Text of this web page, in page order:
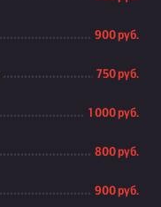
900 руб.
750 руб.
1 000 руб.
800 руб.
900 руб.